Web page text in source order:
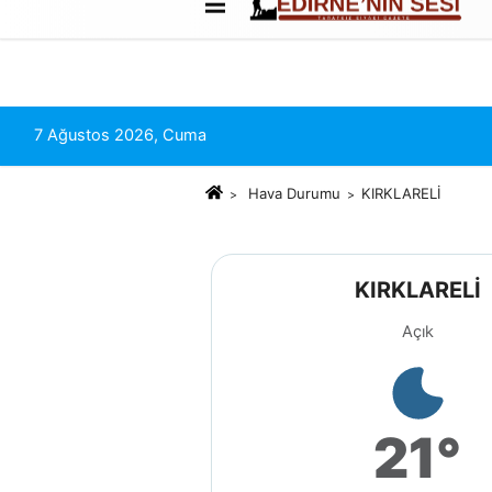
Künye İletişim Çerez Politikası
7 Ağustos 2026, Cuma
Hava Durumu KIRKLARELİ
KIRKLARELİ
Açık
21°